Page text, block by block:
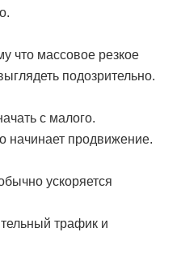
что массовое резкое
подозрительно.
с малого.
начинает продвижение.
ускоряется
трафик и